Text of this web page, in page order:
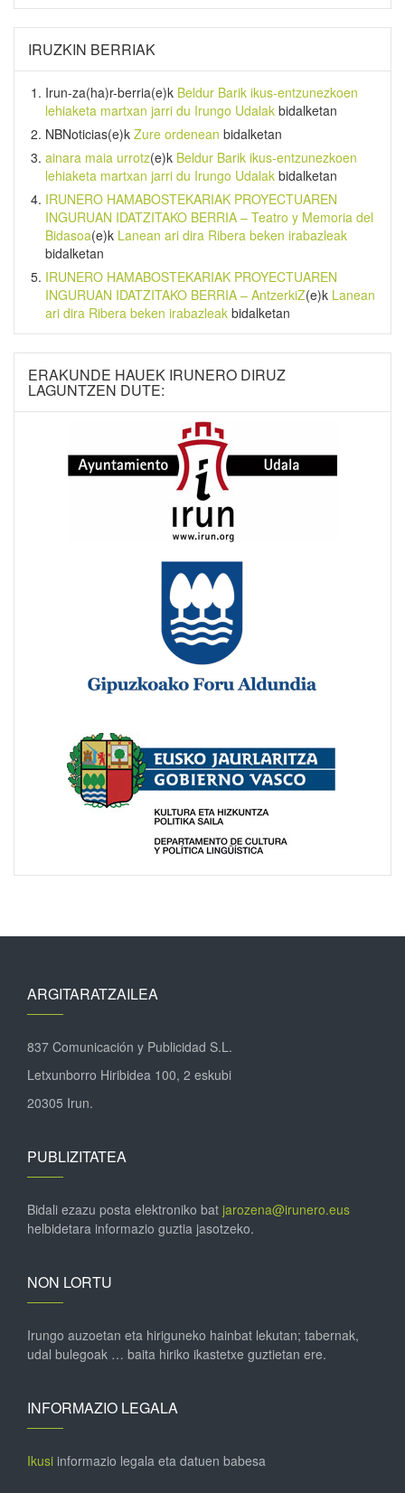
IRUZKIN BERRIAK
Irun-za(ha)r-berria(e)k Beldur Barik ikus-entzunezkoen
lehiaketa martxan jarri du Irungo Udalak bidalketan
NBNoticias(e)k Zure ordenean bidalketan
ainara maia urrotz(e)k Beldur Barik ikus-entzunezkoen
lehiaketa martxan jarri du Irungo Udalak bidalketan
IRUNERO HAMABOSTEKARIAK PROYECTUAREN
INGURUAN IDATZITAKO BERRIA – Teatro y Memoria del
Bidasoa(e)k Lanean ari dira Ribera beken irabazleak
bidalketan
IRUNERO HAMABOSTEKARIAK PROYECTUAREN
INGURUAN IDATZITAKO BERRIA – AntzerkiZ(e)k Lanean
ari dira Ribera beken irabazleak bidalketan
ERAKUNDE HAUEK IRUNERO DIRUZ
LAGUNTZEN DUTE:
ARGITARATZAILEA
837 Comunicación y Publicidad S.L.
Letxunborro Hiribidea 100, 2 eskubi
20305 Irun.
PUBLIZITATEA
Bidali ezazu posta elektroniko bat jarozena@irunero.eus
helbidetara informazio guztia jasotzeko.
NON LORTU
Irungo auzoetan eta hiriguneko hainbat lekutan; tabernak,
udal bulegoak … baita hiriko ikastetxe guztietan ere.
INFORMAZIO LEGALA
Ikusi informazio legala eta datuen babesa